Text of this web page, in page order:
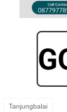
Tanjungbalai